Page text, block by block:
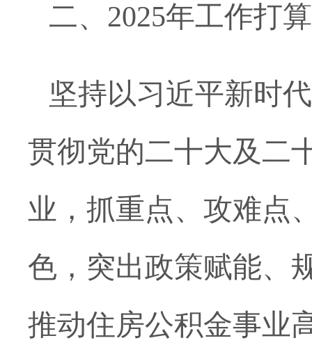
二、 2025年工作打算
坚持以习近平新时
贯彻党的二十大及二
业，抓重点、攻难点
色，突出政策赋能、
推动住房公积金事业